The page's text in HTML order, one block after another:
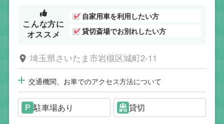
こんな方に
オススメ
自家用車を利用したい方
貸切斎場でお別れしたい方
埼玉県さいたま市岩槻区城町2-11
交通機関、お車でのアクセス方法について
駐車場あり 貸切